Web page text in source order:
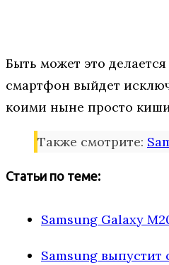
Быть может это
смартфон выйдет
коими ныне просто
Также смотрите:
Статьи по теме:
Samsung Galaxy
Samsung